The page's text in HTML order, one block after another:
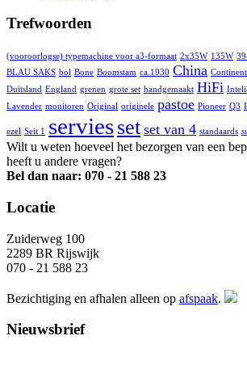
Trefwoorden
(vooroorlogse) typemachine voor a3-formaat 2x35W 135W
BLAU SAKS bol Bone Boomstam ca.1930 China
Duitsland England grenen grote set handgemaakt HiFi
Lavender monitoren Original originele pastoe Pioneer Q3
ezel Seit 1 serviesset set van 4 standaards
Wilt u weten hoeveel het bezorgen van een
heeft u andere vragen?
Bel dan naar: 070 - 21 588 23
Locatie
Zuiderweg 100
2289 BR Rijswijk
070 - 21 588 23
Bezichtiging en afhalen alleen op afspaak.
Nieuwsbrief